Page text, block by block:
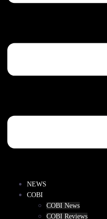
NEWS
COBI
COBI News
COBI Reviews